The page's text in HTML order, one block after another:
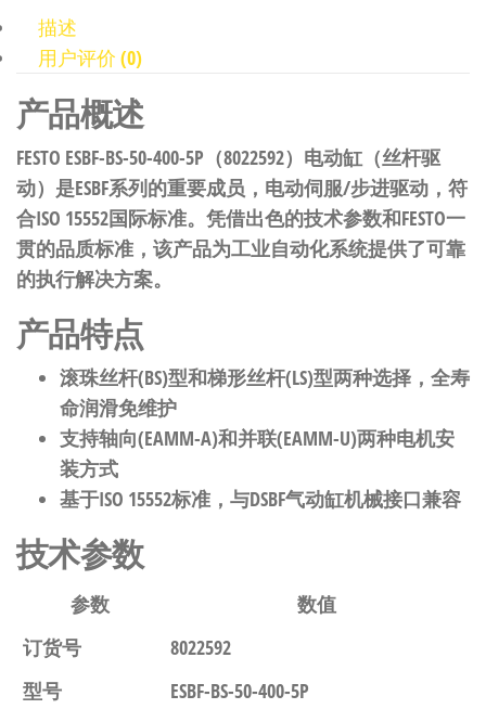
描述
用户评价 (0)
产品概述
FESTO ESBF-BS-50-400-5P（8022592）电动缸（丝杆驱
动）是ESBF系列的重要成员，电动伺服/步进驱动，符
合ISO 15552国际标准。凭借出色的技术参数和FESTO一
贯的品质标准，该产品为工业自动化系统提供了可靠
的执行解决方案。
产品特点
滚珠丝杆(BS)型和梯形丝杆(LS)型两种选择，全寿
命润滑免维护
支持轴向(EAMM-A)和并联(EAMM-U)两种电机安
装方式
基于ISO 15552标准，与DSBF气动缸机械接口兼容
技术参数
参数
数值
订货号
8022592
型号
ESBF-BS-50-400-5P